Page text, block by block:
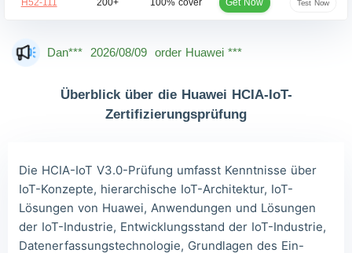
H52-111 200+ 100% cover Test Now
Dan*** 2026/08/09 order Huawei ***
2026/08/09 order Huawei ***
Lia*** 2026/08/09 order Huawei ***
Wil*** 2026/08/09 order Huawei ***
Luc*** 2026/08/09 order Huawei ***
Überblick über die Huawei HCIA-IoT-
Zertifizierungsprüfung
Die HCIA-IoT V3.0-Prüfung umfasst Kenntnisse über
IoT-Konzepte, hierarchische IoT-Architektur, IoT-
Lösungen von Huawei, Anwendungen und Lösungen
der IoT-Industrie, Entwicklungsstand der IoT-Industrie,
Datenerfassungstechnologie, Grundlagen des Ein-